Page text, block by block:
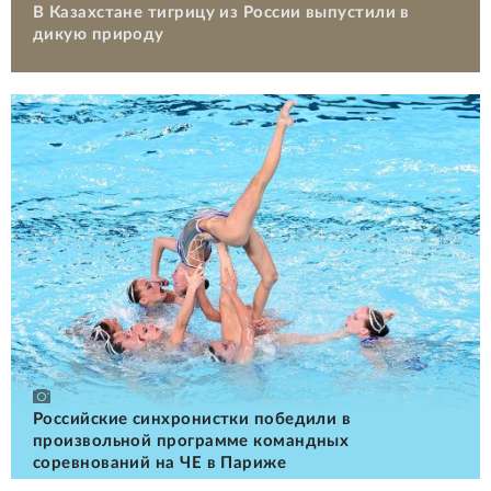
В Казахстане тигрицу из России выпустили в
дикую природу
Российские cинхронистки победили в
произвольной программе командных
соревнований на ЧЕ в Париже